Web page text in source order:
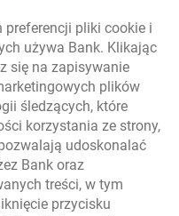
karcie
preferencji pliki cookie i
używa Bank. Klikając
się na zapisywanie
plików
śledzących, które
korzystania ze strony,
udoskonalać
Bank oraz
treści, w tym
przycisku